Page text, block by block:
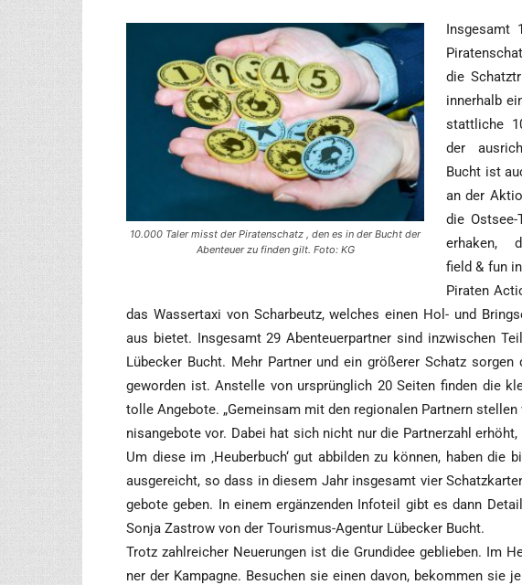
10.000 Taler misst der Pira­ten­schatz , den es in der Bucht der
Aben­teu­er zu fin­den gilt. Foto: KG
Ins­ge­samt
die
inner­halb
statt­li­che
der
Bucht ist
an der
die
erha­ken,
field & fun
Pira­ten
das Was­serta­xi von Schar­beutz, wel­ches einen Hol- und
aus bie­tet. Ins­ge­samt 29 Aben­teu­er­part­ner sind inzwi­schen
Lübe­cker Bucht. Mehr Part­ner und ein grö­ße­rer Schatz
gewor­den ist. Anstel­le von ursprüng­lich 20 Sei­ten fin­den die
tol­le Ange­bo­te. „Gemein­sam mit den regio­na­len Part­nern
nis­an­ge­bo­te vor. Dabei hat sich nicht nur die Part­ner­zahl
Um die­se im ‚Heu­ber­buch‘ gut abbil­den zu kön­nen, haben die
aus­ge­reicht, so dass in die­sem Jahr ins­ge­samt vier
ge­bo­te geben. In einem ergän­zen­den Info­teil gibt es dann
Son­ja Zas­trow von der Tou­ris­mus-Agen­tur Lübe­cker Bucht.
Trotz zahl­rei­cher Neue­run­gen ist die Grund­idee geblie­ben. Im
ner der Kam­pa­gne. Besu­chen sie einen davon, bekom­men sie